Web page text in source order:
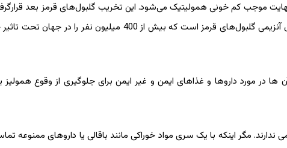
موجب کم خونی همولیتیک می‌شود. این تخریب ‌‌گلبول‌های قرمز بعد
یک سری داروها و باقالی ایجاد می‌شود که شایع‌ترین اختلال آنزیمی ‌‌گلبول‌های قرمز است که بیش از 400
در مورد داروها و غذاهای ایمن و غیر ایمن برای جلوگیری از وقوع همولیز
مگر اینکه با یک سری مواد خوراکی مانند باقالی یا داروهای ممنوعه